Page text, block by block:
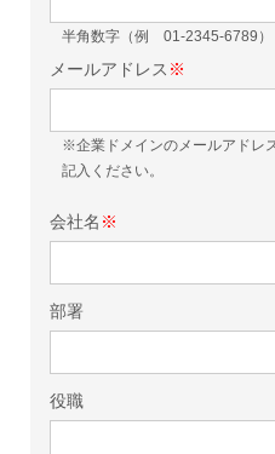
半角数字（例 01-2345-6789）
メールアドレス ※
※企業ドメインのメールアドレ
記入ください。
会社名 ※
部署
役職